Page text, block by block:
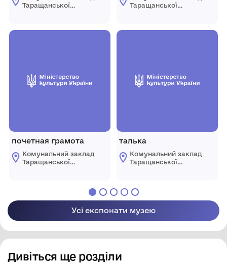
Таращанської
історико-
почетная грамота
Комунальний заклад
Таращанської
краєзнавчий музей"
Таращанської
історико-
талька
Комунальний заклад
Таращанської
краєзнавчий музей"
Усі експонати музею
Дивіться ще розділи